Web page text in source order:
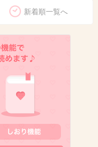
+125
うな夜の店も代理
通してクレカを使
代理店
厳しい条件付けら
ゃ潰れるわ
新着順一覧へ